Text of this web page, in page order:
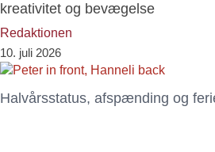
kreativitet og bevægelse
Redaktionen
10. juli 2026
Halvårsstatus, afspænding og